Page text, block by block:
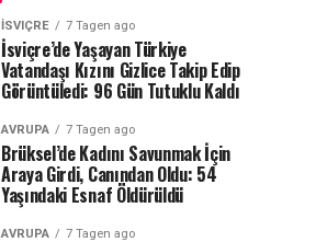
İSVIÇRE 7 Tagen ago
İsviçre’de Yaşayan Türkiye
Vatandaşı Kızını Gizlice Takip Edip
Görüntüledi: 96 Gün Tutuklu Kaldı
AVRUPA 7 Tagen ago
Brüksel’de Kadını Savunmak İçin
Araya Girdi, Canından Oldu: 54
Yaşındaki Esnaf Öldürüldü
AVRUPA 7 Tagen ago